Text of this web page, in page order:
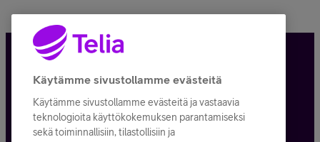
Tietosuoja ja -turva
Tilauksen peruuttaminen
Käyttöehdot
Käytämme sivustollamme evästeitä
Käytämme sivustollamme evästeitä ja vastaavia
teknologioita käyttökokemuksen parantamiseksi
sekä toiminnallisiin, tilastollisiin ja